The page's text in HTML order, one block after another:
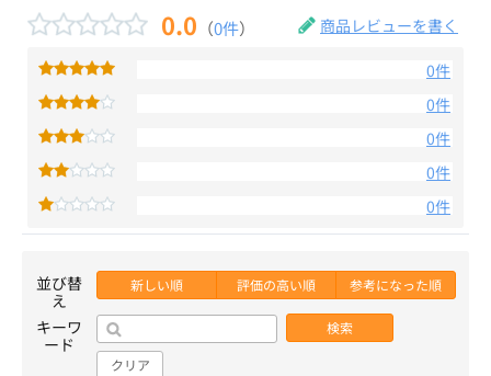
0.0 （0件） 商品レビューを書く
0件
0件
0件
0件
0件
並び替
え
新しい順 評価の高い順 参考になった順
キーワ
ード
検索
クリア